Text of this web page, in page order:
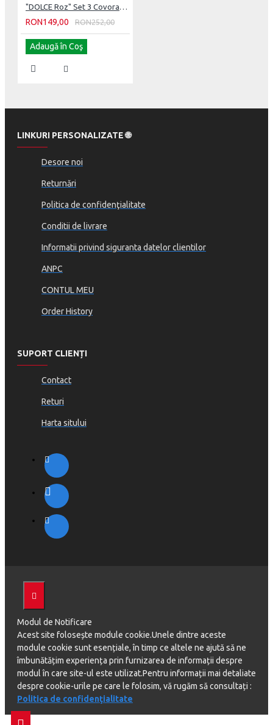
RON149,00 RON252,00
Adaugă în Coş
LINKURI PERSONALIZATE 🌐
Desore noi
Returnări
Politica de confidenţialitate
Conditii de livrare
Informatii privind siguranta datelor clientilor
ANPC
CONTUL MEU
Order History
SUPORT CLIENȚI
Contact
Returi
Harta sitului
Modul de Notificare
Acest site folosește module cookie.Unele dintre aceste
module cookie sunt esențiale, în timp ce altele ne ajută să ne
îmbunătățim experiența prin furnizarea de informații despre
modul în care site-ul este utilizat.Pentru informații mai detaliate
despre cookie-urile pe care le folosim, vă rugăm să consultați :
Politica de confidenţialitate